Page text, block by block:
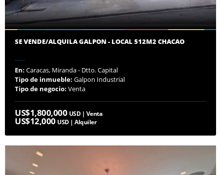
SE VENDE/ALQUILA GALPON - LOCAL 512M2 CHACAO
En: Caracas, Miranda - Dtto. Capital
Tipo de inmueble: Galpon Industrial
Tipo de negocio: Venta
US$1,800,000 USD | Venta
US$12,000 USD | Alquiler